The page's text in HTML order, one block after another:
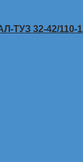
ТУЗ 32-42/110-